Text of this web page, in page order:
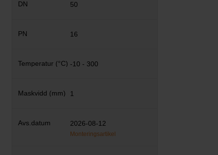
50
16
-10 - 300
1
2026-08-12
Monteringsartikel